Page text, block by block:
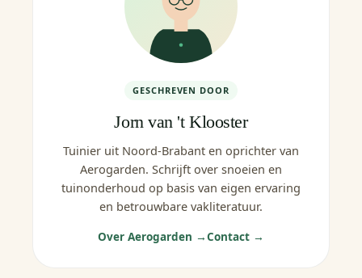
GESCHREVEN DOOR
Jorn van 't Klooster
Tuinier uit Noord-Brabant en oprichter van
Aerogarden. Schrijft over snoeien en
tuinonderhoud op basis van eigen ervaring
en betrouwbare vakliteratuur.
Over Aerogarden →Contact →